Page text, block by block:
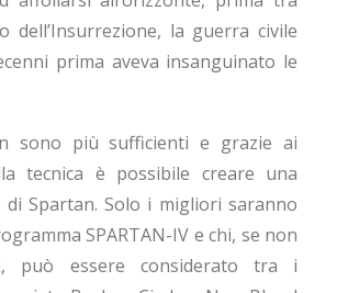
la guerra civile
prima aveva insanguinato le
sono più sufficienti e grazie ai
tecnica è possibile creare una
di Spartan. Solo i migliori saranno
SPARTAN-IV e chi, se non
può essere considerato tra i